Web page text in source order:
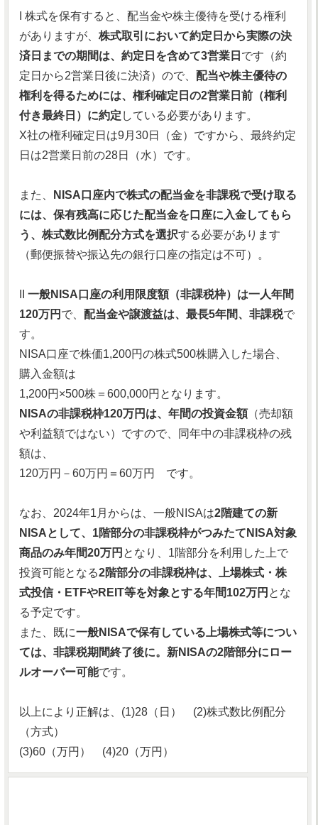
I 株式を保有すると、配当金や株主優待を受ける権利
がありますが、 株式取引において約定日から実際の決
済日までの期間は、約定日を含めて3営業日 です（約
定日から2営業日後に決済）ので、 配当や株主優待の
権利を得るためには、権利確定日の2営業日前（権利
付き最終日）に約定 している必要があります。
X社の権利確定日は9月30日（金）ですから、最終約定
日は2営業日前の28日（水）です。
また、
NISA口座内で株式の配当金を非課税で受け取る
には、保有残高に応じた配当金を口座に入金してもら
う、株式数比例配分方式を選択する必要があります
（郵便振替や振込先の銀行口座の指定は不可）。
一般NISA口座の利用限度額（非課税枠）は一人年間
120万円 で、 配当金や譲渡益は、最長5年間、非課税で
す。
NISA口座で株価1,200円の株式500株購入した場合、
購入金額は
1,200円×500株＝600,000円となります。
NISAの非課税枠120万円は、年間の投資金額（売却額
や利益額ではない）ですので、同年中の非課税枠の残
額は、
120万円－60万円＝60万円 です。
なお、2024年1月からは、一般NISAは2階建ての新
NISAとして、1階部分の非課税枠がつみたてNISA対象
商品のみ年間20万円 となり、1階部分を利用した上で
投資可能となる2階部分の非課税枠は、上場株式・株
式投信・ETFやREIT等を対象とする年間102万円 とな
る予定です。
また、既に一般NISAで保有している上場株式等につい
ては、非課税期間終了後に。新NISAの2階部分にロー
ルオーバー可能です。
以上により正解は、(1)28（日） (2)株式数比例配分
（方式）
(3)60（万円） (4)20（万円）